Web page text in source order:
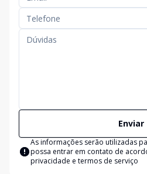
Enviar
As informações serão utilizadas
possa entrar em contato de
privacidade e termos de serviço